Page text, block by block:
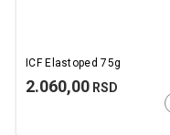
ICF Elastoped 75g
2.060,00 RSD